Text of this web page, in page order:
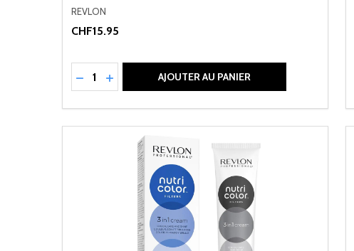
REVLON
CHF15.95
Quantité:
RÉDUIRE LA QUANTITÉ DE UNDEFINED
AUGMENTER LA QUANTITÉ DE UNDEFINED
AJOUTER AU PANIER